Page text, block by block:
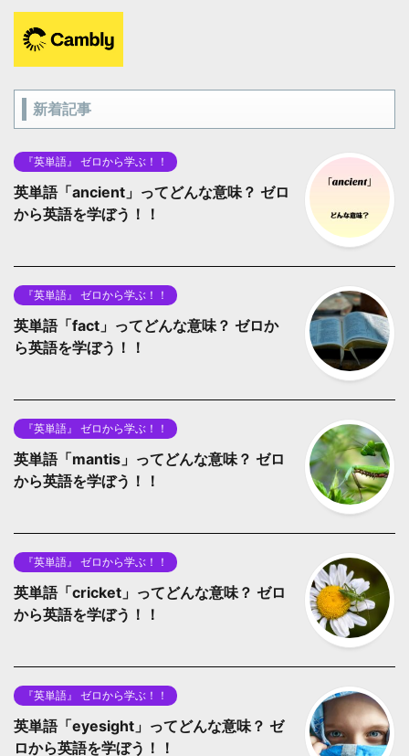
新着記事
『英単語』 ゼロから学ぶ！！
英単語「ancient」ってどんな意味？ ゼロ
から英語を学ぼう！！
『英単語』 ゼロから学ぶ！！
英単語「fact」ってどんな意味？ ゼロか
ら英語を学ぼう！！
『英単語』 ゼロから学ぶ！！
英単語「mantis」ってどんな意味？ ゼロ
から英語を学ぼう！！
『英単語』 ゼロから学ぶ！！
英単語「cricket」ってどんな意味？ ゼロ
から英語を学ぼう！！
『英単語』 ゼロから学ぶ！！
英単語「eyesight」ってどんな意味？ ゼ
ロから英語を学ぼう！！